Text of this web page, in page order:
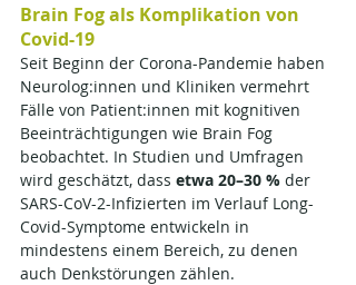
Brain Fog als Komplikation von
Covid-19
Seit Beginn der Corona-Pandemie haben
Neurolog:innen und Kliniken vermehrt
Fälle von Patient:innen mit kognitiven
Beeinträchtigungen wie Brain Fog
beobachtet. In Studien und Umfragen
wird geschätzt, dass etwa 20–30 % der
SARS-CoV-2-Infizierten im Verlauf Long-
Covid-Symptome entwickeln in
mindestens einem Bereich, zu denen
auch Denkstörungen zählen.